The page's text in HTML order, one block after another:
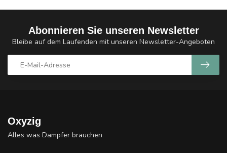
Abonnieren Sie unseren Newsletter
Bleibe auf dem Laufenden mit unseren Newsletter-Angeboten
Oxyzig
Alles was Dampfer brauchen